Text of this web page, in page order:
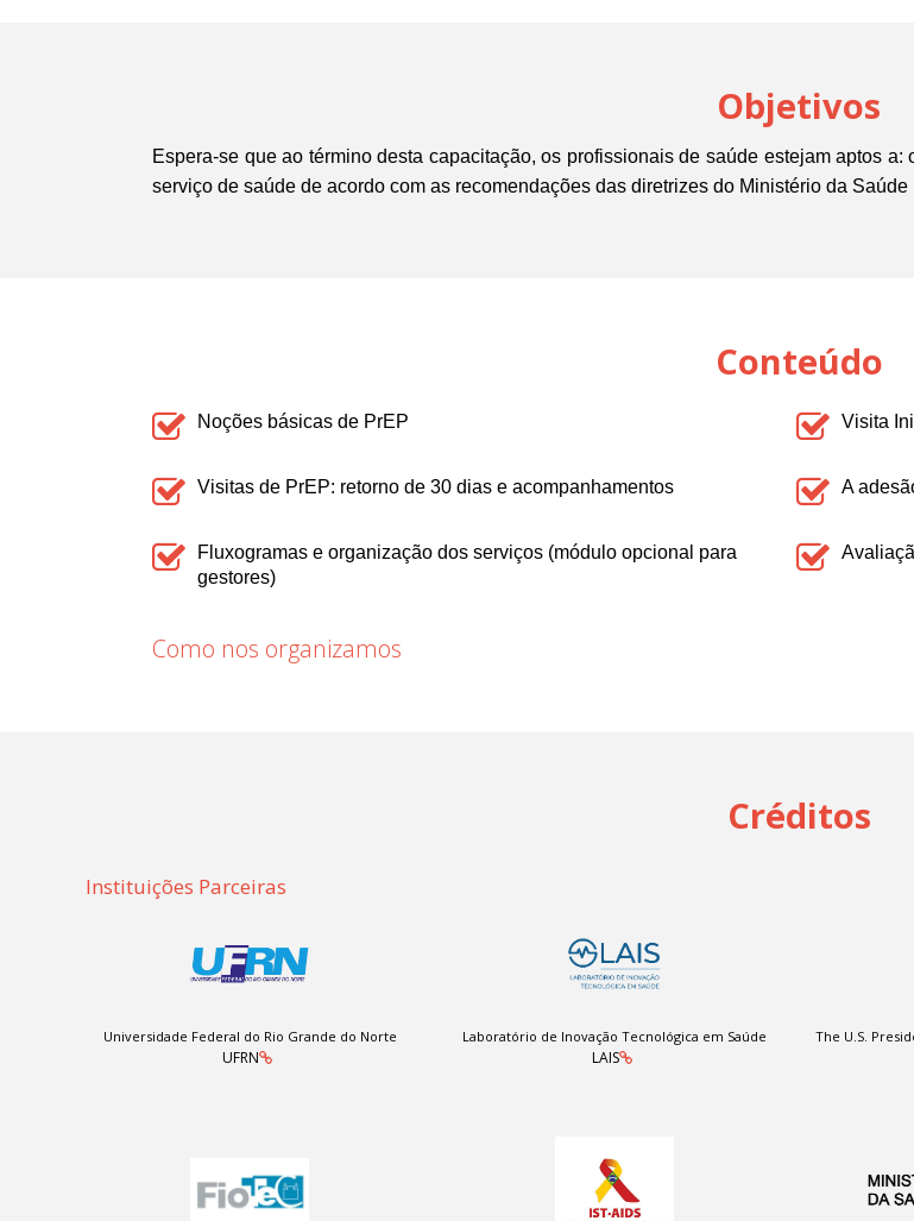
Objetivos
Espera-se que ao término desta capacitação, os profissionais de saúde estejam aptos
serviço de saúde de acordo com as recomendações das diretrizes do Ministério da Saúde
Conteúdo
Noções básicas de PrEP Visita
Visitas de PrEP: retorno de 30 dias e acompanhamentos A
Fluxogramas e organização dos serviços (módulo opcional para
gestores)
Como nos organizamos
Créditos
Instituições Parceiras
Universidade Federal do Rio Grande do Norte
UFRN
Laboratório de Inovação Tecnológica em Saúde
LAIS
The U.S.